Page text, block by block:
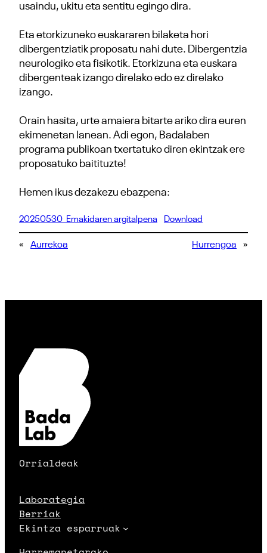
usaindu, ukitu eta sentitu egingo dira.
Eta etorkizuneko euskararen bilaketa hori
dibergentziatik proposatu nahi dute. Dibergentzia
neurologiko eta fisikotik. Etorkizuna eta euskara
dibergenteak izango direlako edo ez direlako
izango.
Orain hasita, urte amaiera bitarte ariko dira euren
ekimenetan lanean. Adi egon, Badalaben
programa publikoan txertatuko diren ekintzak ere
proposatuko baitituzte!
Hemen ikus dezakezu ebazpena:
20250530_Emakidaren argitalpena Download
« Aurrekoa Hurrengoa »
Orrialdeak
Laborategia
Berriak
Ekintza esparruak